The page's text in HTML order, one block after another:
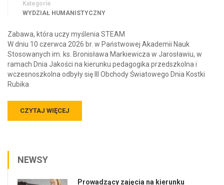
Kategorie
WYDZIAŁ HUMANISTYCZNY
Zabawa, która uczy myślenia STEAM
W dniu 10 czerwca 2026 br. w Państwowej Akademii Nauk
Stosowanych im. ks. Bronisława Markiewicza w Jarosławiu, w
ramach Dnia Jakości na kierunku pedagogika przedszkolna i
wczesnoszkolna odbyły się III Obchody Światowego Dnia Kostki
Rubika
CZYTAJ WIĘCEJ
NEWSY
Prowadzący zajęcia na kierunku